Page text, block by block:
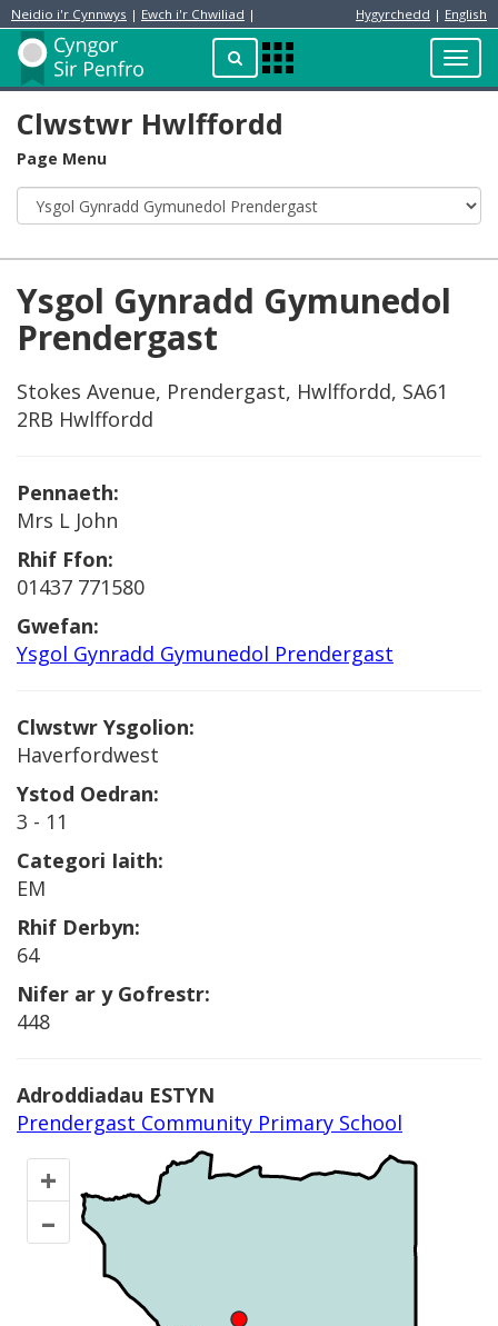
Neidio i'r Cynnwys | Ewch i'r Chwiliad | Hygyrchedd | English
ChwilioApps
Menu
Preswylydd
Clwstwr Hwlffordd
Page Menu
Ysgol Gynradd Gymunedol
Prendergast
Stokes Avenue, Prendergast, Hwlffordd, SA61
2RB Hwlffordd
Pennaeth:
Mrs L John
Rhif Ffon:
01437 771580
Gwefan:
Ysgol Gynradd Gymunedol Prendergast
Clwstwr Ysgolion:
Haverfordwest
Ystod Oedran:
3 - 11
Categori Iaith:
EM
Rhif Derbyn:
64
Nifer ar y Gofrestr:
448
Adroddiadau ESTYN
Prendergast Community Primary School
+
–